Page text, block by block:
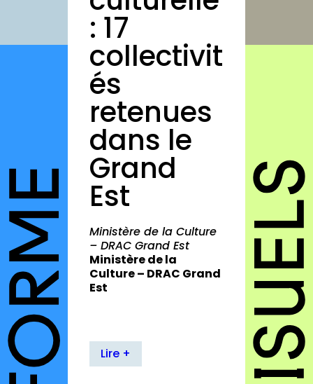
à propos
contact
Connexion
Inscription
: 17
collectivit
és
retenues
dans le
Grand
Est
Ministère de la Culture
– DRAC Grand Est
Ministère de la
Culture – DRAC Grand
Est
Lire +